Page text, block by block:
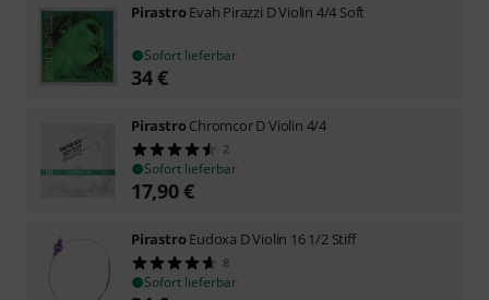
PirastroEvah Pirazzi D Violin 4/4 Soft
Sofort lieferbar
34€
PirastroChromcor D Violin 4/4
2
Sofort lieferbar
17,90€
PirastroEudoxa D Violin 16 1/2 Stiff
8
Sofort lieferbar